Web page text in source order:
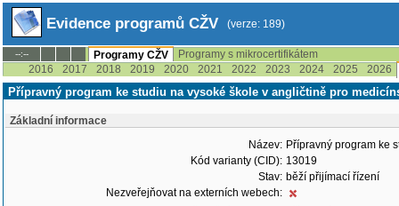
Evidence programů CŽV (verze: 189)
--:-- Programy CŽV
Programy s mikrocertifikátem
2016
2017 2018 2019 2020 2021 2022 2023 2024 2025 2026
Přípravný program ke studiu na vysoké škole v angličtině pro
Základní informace
Název: Přípravný program ke
Kód varianty (CID): 13019
Stav: běží přijímací řízení
Nezveřejňovat na externích webech: